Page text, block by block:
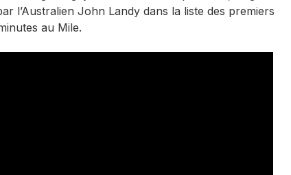
l’Australien John Landy dans la liste des premiers
au Mile.